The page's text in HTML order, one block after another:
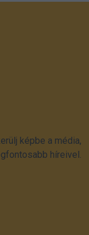
képbe a média,
híreivel.